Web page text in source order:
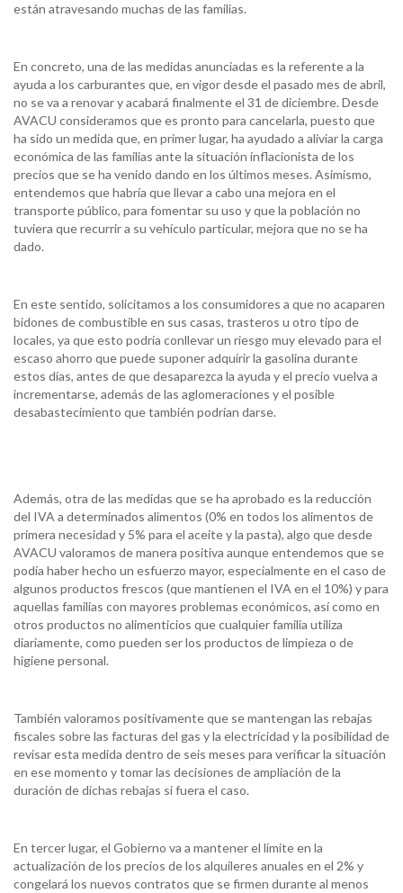
están atravesando muchas de las familias.
En concreto, una de las medidas anunciadas es la referente a la
ayuda a los carburantes que, en vigor desde el pasado mes de abril,
no se va a renovar y acabará finalmente el 31 de diciembre. Desde
AVACU consideramos que es pronto para cancelarla, puesto que
ha sido un medida que, en primer lugar, ha ayudado a aliviar la carga
económica de las familias ante la situación inflacionista de los
precios que se ha venido dando en los últimos meses. Asimismo,
entendemos que habría que llevar a cabo una mejora en el
transporte público, para fomentar su uso y que la población no
tuviera que recurrir a su vehículo particular, mejora que no se ha
dado.
En este sentido, solicitamos a los consumidores a que no acaparen
bidones de combustible en sus casas, trasteros u otro tipo de
locales, ya que esto podría conllevar un riesgo muy elevado para el
escaso ahorro que puede suponer adquirir la gasolina durante
estos días, antes de que desaparezca la ayuda y el precio vuelva a
incrementarse, además de las aglomeraciones y el posible
desabastecimiento que también podrían darse.
Además, otra de las medidas que se ha aprobado es la reducción
del IVA a determinados alimentos (0% en todos los alimentos de
primera necesidad y 5% para el aceite y la pasta), algo que desde
AVACU valoramos de manera positiva aunque entendemos que se
podía haber hecho un esfuerzo mayor, especialmente en el caso de
algunos productos frescos (que mantienen el IVA en el 10%) y para
aquellas familias con mayores problemas económicos, así como en
otros productos no alimenticios que cualquier familia utiliza
diariamente, como pueden ser los productos de limpieza o de
higiene personal.
También valoramos positivamente que se mantengan las rebajas
fiscales sobre las facturas del gas y la electricidad y la posibilidad de
revisar esta medida dentro de seis meses para verificar la situación
en ese momento y tomar las decisiones de ampliación de la
duración de dichas rebajas si fuera el caso.
En tercer lugar, el Gobierno va a mantener el límite en la
actualización de los precios de los alquileres anuales en el 2% y
congelará los nuevos contratos que se firmen durante al menos